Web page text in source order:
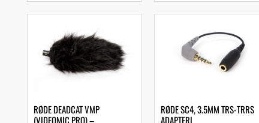
RØDE DEADCAT VMP
(VIDEOMIC PRO) –
RØDE SC4, 3.5MM TRS-TRRS
ADAPTERI